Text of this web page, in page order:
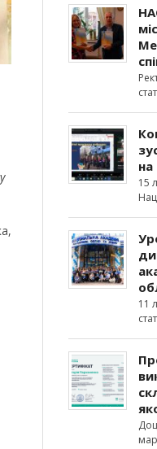
на
15
11